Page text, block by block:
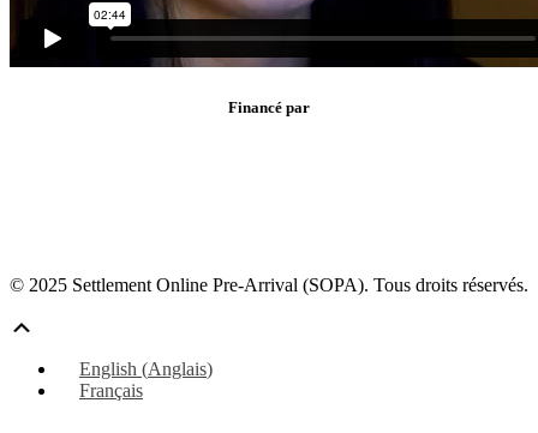
Financé par
© 2025 Settlement Online Pre-Arrival (SOPA). Tous droits réservés.
le
haut
English (Anglais)
Français